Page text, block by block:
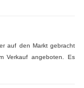
auf den Markt gebracht
Verkauf angeboten. Es